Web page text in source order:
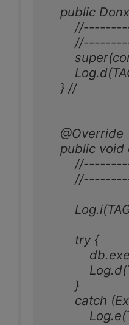
public
    } //
    @Override
public
        try {
        }
catch